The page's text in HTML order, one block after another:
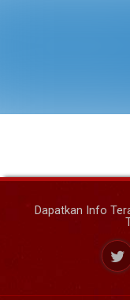
Dapatkan Info